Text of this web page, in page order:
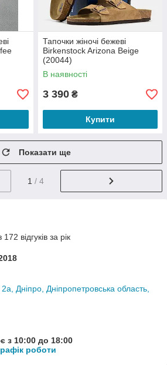
Тапочки жіночі бежеві
Birkenstock Arizona Beige
(20044)
В наявності
3 390 ₴
Купити
Показати ще
1 / 4
відгуків за рік
Дніпро, Дніпропетровська область,
з 10:00 до 18:00
роботи